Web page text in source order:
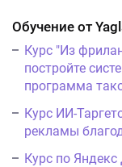
Обучение от
Курс "Из
постройте
программа
Курс ИИ-
рекламы
Курс по